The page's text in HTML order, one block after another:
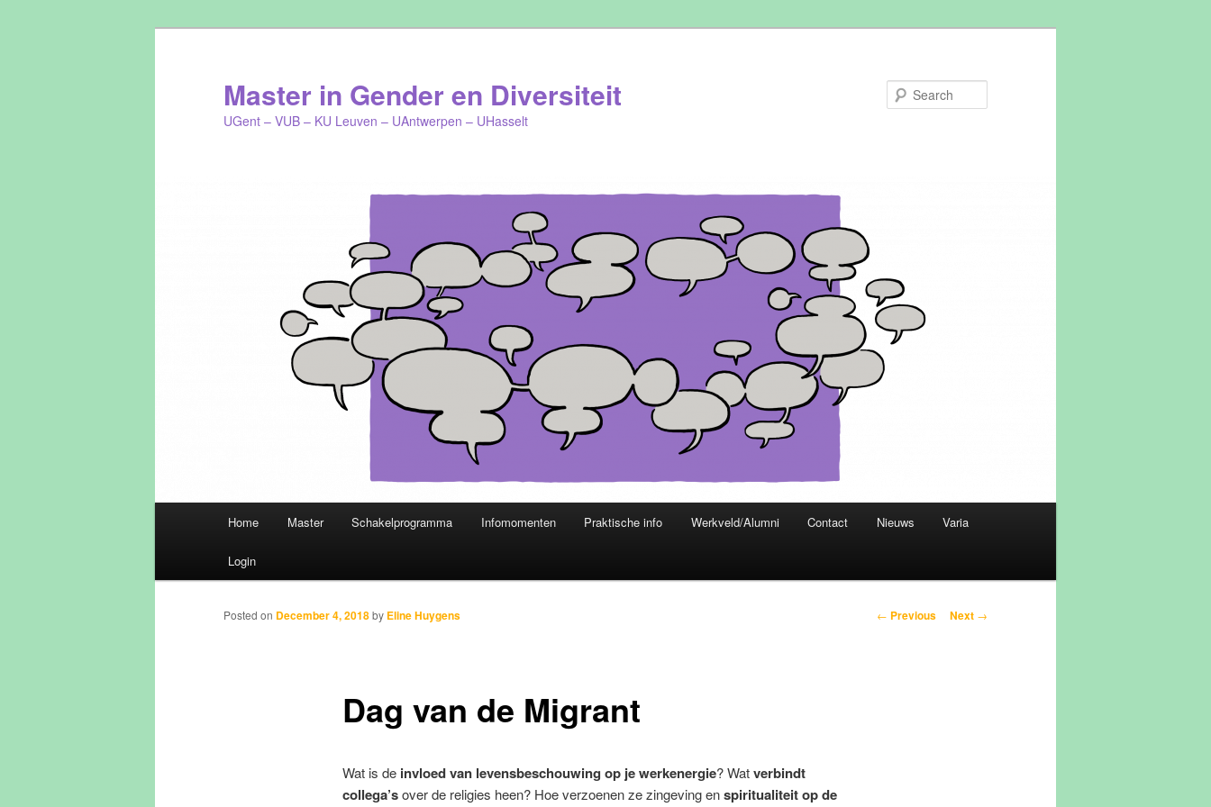
Master in Gender en Diversiteit
UGent – VUB – KU Leuven – UAntwerpen – UHasselt
Skip
to
primary
Home Master Schakelprogramma Infomomenten Praktische info Werkveld/Alumni Contact Nieuws Varia
Login
Post
← Previous Next →
Dag van de Migrant
Posted on December 4, 2018by Eline Huygens
Wat is de invloed van levensbeschouwing op je werkenergie? Watverbindt
collega’sover de religies heen? Hoe verzoenen ze zingeving enspiritualiteit op de